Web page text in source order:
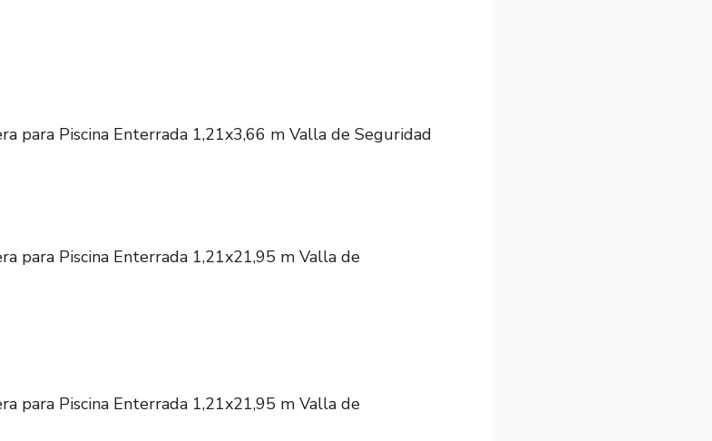
para Piscina Enterrada 1,21x3,66 m Valla de Seguridad
para Piscina Enterrada 1,21x21,95 m Valla de
para Piscina Enterrada 1,21x21,95 m Valla de